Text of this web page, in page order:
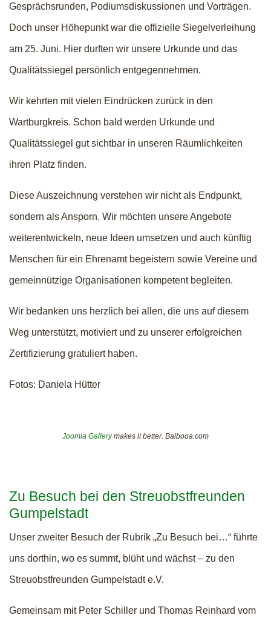
Gesprächsrunden, Podiumsdiskussionen und Vorträgen.
Doch unser Höhepunkt war die offizielle Siegelverleihung
am 25. Juni. Hier durften wir unsere Urkunde und das
Qualitätssiegel persönlich entgegennehmen.
Wir kehrten mit vielen Eindrücken zurück in den
Wartburgkreis. Schon bald werden Urkunde und
Qualitätssiegel gut sichtbar in unseren Räumlichkeiten
ihren Platz finden.
Diese Auszeichnung verstehen wir nicht als Endpunkt,
sondern als Ansporn. Wir möchten unsere Angebote
weiterentwickeln, neue Ideen umsetzen und auch künftig
Menschen für ein Ehrenamt begeistern sowie Vereine und
gemeinnützige Organisationen kompetent begleiten.
Wir bedanken uns herzlich bei allen, die uns auf diesem
Weg unterstützt, motiviert und zu unserer erfolgreichen
Zertifizierung gratuliert haben.
Fotos: Daniela Hütter
Joomla Gallerymakes it better. Balbooa.com
Zu Besuch bei den Streuobstfreunden
Gumpelstadt
Unser zweiter Besuch der Rubrik „Zu Besuch bei…“ führte
uns dorthin, wo es summt, blüht und wächst – zu den
Streuobstfreunden Gumpelstadt e.V.
Gemeinsam mit Peter Schiller und Thomas Reinhard vom